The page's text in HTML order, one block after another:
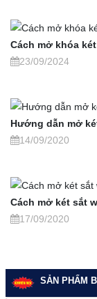
Cách mở khóa
23/09/2024
Hướng dẫn mở
14/09/2020
Cách mở két sắt
17/09/2020
SẢN PHẨM